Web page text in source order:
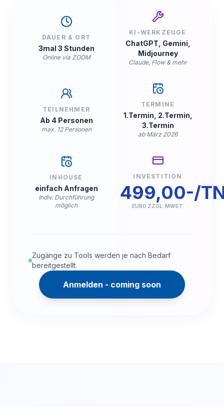
DAUER & ORT
3mal 3 Stunden
Online via ZOOM
KI-WERKZEUGE
ChatGPT, Gemini,
Midjourney
Claude, Flow & mehr
TEILNEHMER
Ab 4 Personen
max. 12 Personen
TERMINE
1.Termin, 2.Termin,
3.Termin
ab März 2026
INHOUSE
einfach Anfragen
Indiv. Durchführung
möglich
INVESTITION
499,00-/
EURO ZZGL. MWST.
Zugänge zu Tools werden je nach Bedarf
bereitgestellt.
Anmelden - coming soon